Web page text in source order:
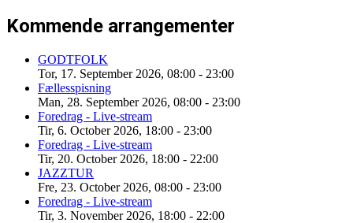
Kommende arrangementer
GODTFOLK
Tor, 17. September 2026, 08:00 - 23:00
Fællesspisning
Man, 28. September 2026, 08:00 - 23:00
Foredrag - Live-stream
Tir, 6. October 2026, 18:00 - 23:00
Foredrag - Live-stream
Tir, 20. October 2026, 18:00 - 22:00
JAZZTUR
Fre, 23. October 2026, 08:00 - 23:00
Foredrag - Live-stream
Tir, 3. November 2026, 18:00 - 22:00